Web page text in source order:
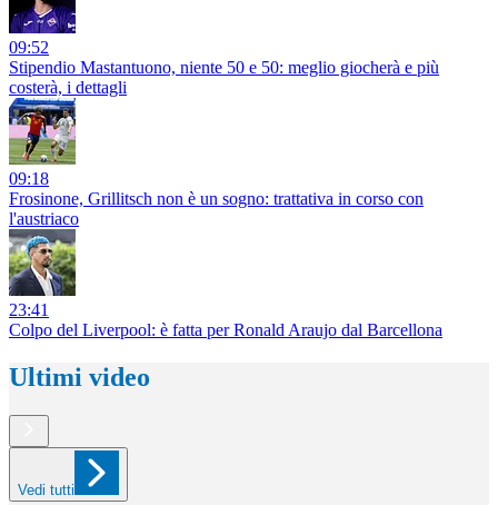
09:52
Stipendio Mastantuono, niente 50 e 50: meglio giocherà e più
costerà, i dettagli
09:18
Frosinone, Grillitsch non è un sogno: trattativa in corso con
l'austriaco
23:41
Colpo del Liverpool: è fatta per Ronald Araujo dal Barcellona
Ultimi video
Vedi tutti